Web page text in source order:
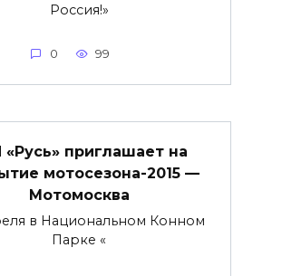
Россия!»
0 99
«Русь» приглашает на
мотосезона-2015 —
Мотомосква
в Национальном Конном
Парке «